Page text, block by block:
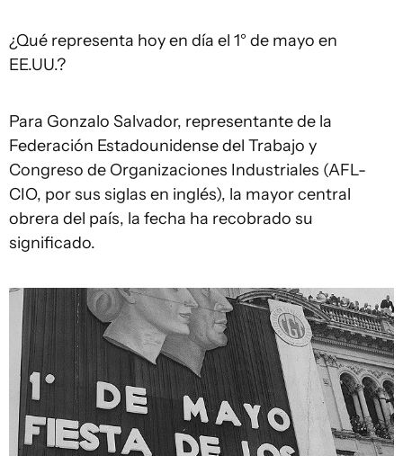
¿Qué representa hoy en día el 1° de mayo en
EE.UU.?
Para Gonzalo Salvador, representante de la
Federación Estadounidense del Trabajo y
Congreso de Organizaciones Industriales (AFL-
CIO, por sus siglas en inglés), la mayor central
obrera del país, la fecha ha recobrado su
significado.